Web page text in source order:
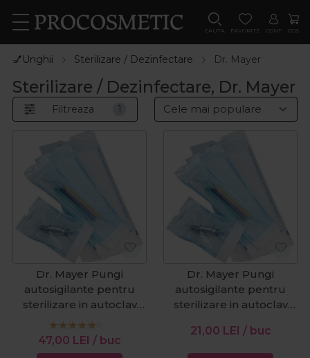
CAUTA FAVORITE CONT COS
💅Unghii Sterilizare / Dezinfectare Dr. Mayer
Sterilizare / Dezinfectare, Dr. Mayer
Filtreaza 1
Dr. Mayer Pungi
autosigilante pentru
sterilizare in autoclav
90x260mm 200buc
47,00 LEI / buc
Dr. Mayer Pungi
autosigilante pentru
sterilizare in autoclav
21,00 LEI / buc